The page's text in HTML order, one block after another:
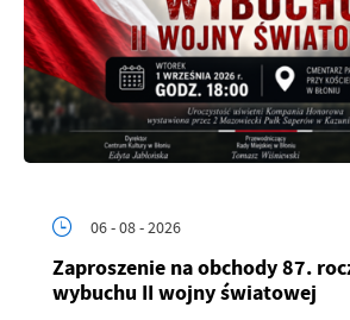
06 - 08 - 2026
Zaproszenie na obchody 87.
wybuchu II wojny światowej